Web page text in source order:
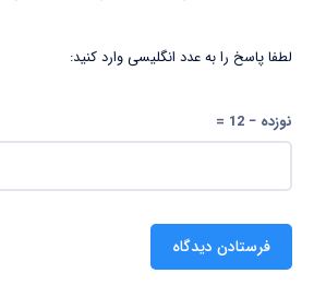
لطفا پاسخ را به عدد انگلیسی وارد کنید:
نوزده − 12 =